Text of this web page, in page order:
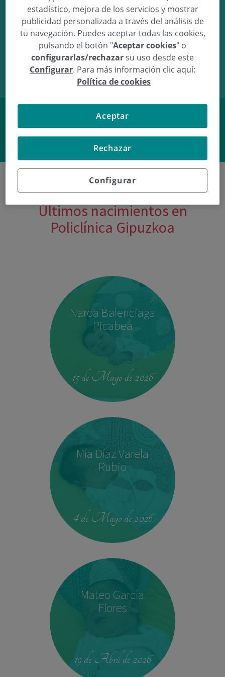
01/02/08 18:01 2.93Kg 49.5cm
Facebook Twitter
Últimos nacimientos en
Policlínica Gipuzkoa
Naroa Balenciaga
Picabea
15 de Mayo de 2026
Mía Díaz Varela
Rubio
4 de Mayo de 2026
Mateo García
Flores
19 de Abril de 2026
estadístico, mejora de los servicios y mostrar
publicidad personalizada a través del análisis de
tu navegación. Puedes aceptar todas las cookies,
pulsando el botón "Aceptar cookies" o
configurarlas/rechazarsu uso desde este
Configurar. Para más información clic aquí:
Política de cookies
Configurar
Rechazar
Aceptar